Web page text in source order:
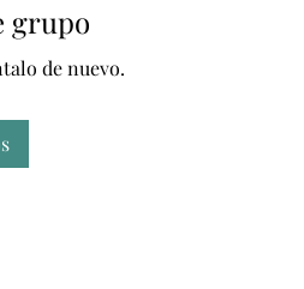
grupo
de nuevo.